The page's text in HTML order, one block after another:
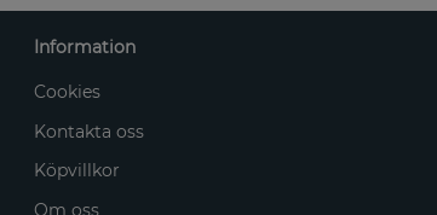
Information
Cookies
Kontakta oss
Köpvillkor
Om oss